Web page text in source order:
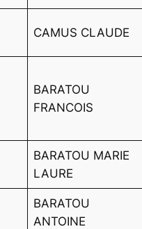
CAMUS CLAUDE
BARATOU
FRANCOIS
BARATOU MARIE
LAURE
BARATOU
ANTOINE